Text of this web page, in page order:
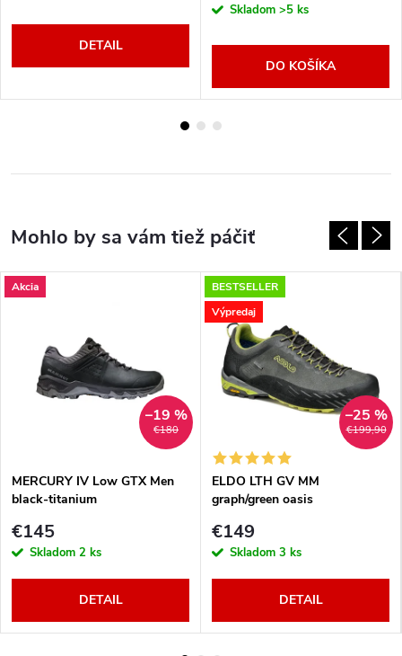
DETAIL
cena:Skladom >5 ks
DO KOŠÍKA
Akcia
€180
–19 %
MERCURY IV Low GTX Men
black-titanium
€145
Skladom 2 ks
DETAIL
BESTSELLER
Výpredaj
€199,90
–25 %
ELDO LTH GV MM
graph/green oasis
€149
Skladom 3 ks
DETAIL